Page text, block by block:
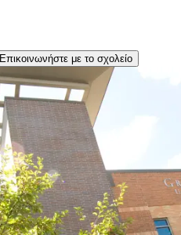
Επικοινωνήστε με το σχολείο